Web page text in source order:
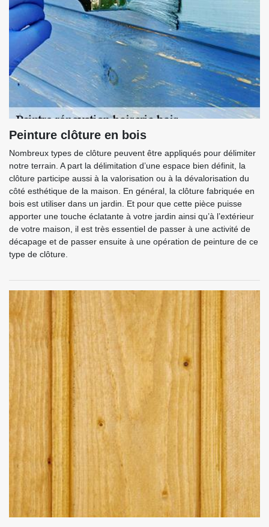
Peinture clôture en bois
Nombreux types de clôture peuvent être appliqués pour délimiter
notre terrain. A part la délimitation d’une espace bien définit, la
clôture participe aussi à la valorisation ou à la dévalorisation du
côté esthétique de la maison. En général, la clôture fabriquée en
bois est utiliser dans un jardin. Et pour que cette pièce puisse
apporter une touche éclatante à votre jardin ainsi qu’à l’extérieur
de votre maison, il est très essentiel de passer à une activité de
décapage et de passer ensuite à une opération de peinture de ce
type de clôture.